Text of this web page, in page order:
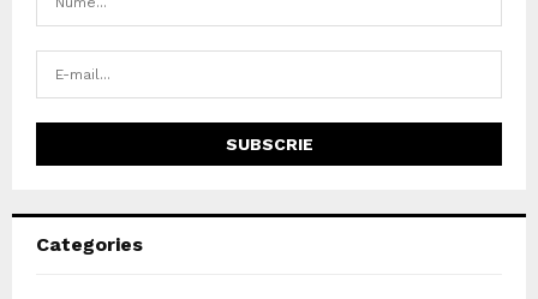
Categories